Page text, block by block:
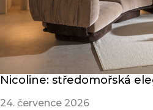
Nicoline: středomořská
24. července 2026